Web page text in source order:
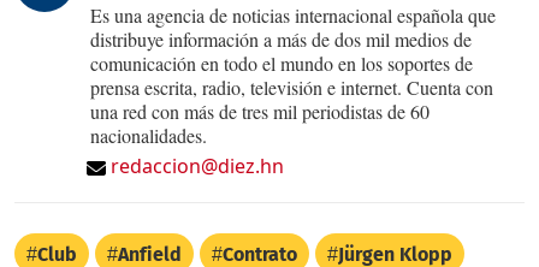
Es una agencia de noticias internacional española que
distribuye información a más de dos mil medios de
comunicación en todo el mundo en los soportes de
prensa escrita, radio, televisión e internet. Cuenta con
una red con más de tres mil periodistas de 60
nacionalidades.
redaccion@diez.hn
Club Anfield Contrato Jürgen Klopp